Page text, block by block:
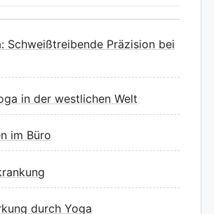
Schweißtreibende Präzision bei
in der westlichen Welt
im Büro
durch Yoga